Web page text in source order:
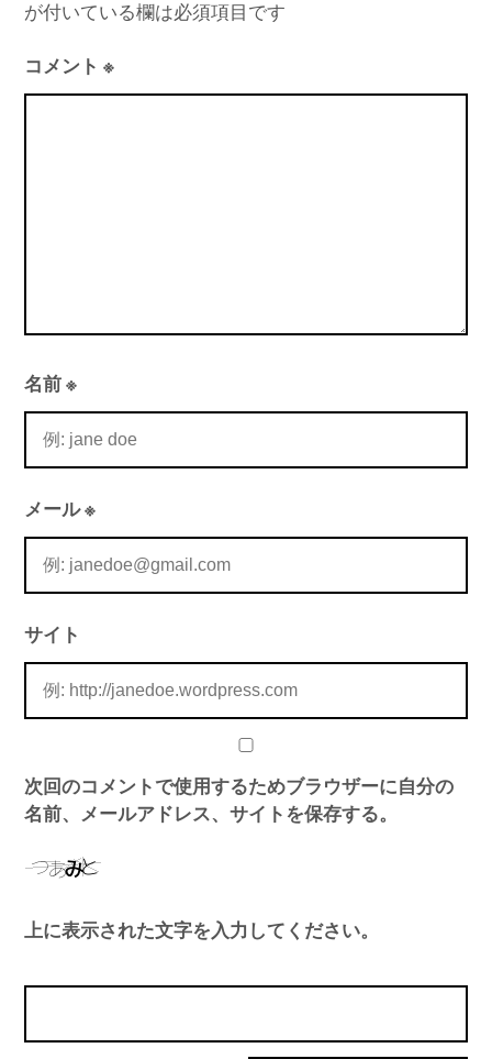
ー
シ
ョ
が付いている欄は必須項目です
コメント※
名前※
メール※
サイト
次回のコメントで使用するためブラウザーに自分の
名前、メールアドレス、サイトを保存する。
上に表示された文字を入力してください。